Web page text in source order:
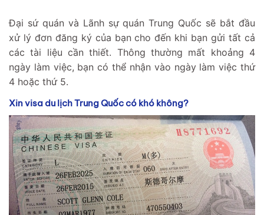
Đại sứ quán và Lãnh sự quán Trung Quốc sẽ bắt đầu
xử lý đơn đăng ký của bạn cho đến khi bạn gửi tất cả
các tài liệu cần thiết. Thông thường mất khoảng 4
ngày làm việc, bạn có thể nhận vào ngày làm việc thứ
4 hoặc thứ 5.
Xin visa du lịch Trung Quốc có khó không?